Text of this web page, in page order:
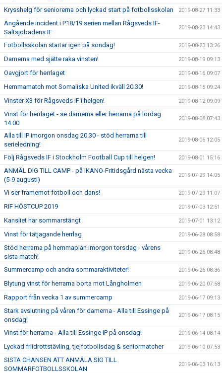
Krysshelg för seniorerna och lyckad start på fotbollsskolan 2019-08-27 11:33
Angående incident i P18/19 serien mellan Rågsveds IF-
Saltsjöbadens IF
2019-08-23 14:43
Fotbollsskolan startar igen på söndag! 2019-08-23 13:26
Damerna med sjätte raka vinsten! 2019-08-19 09:13
Oavgjort för herrlaget 2019-08-16 09:07
Hemmamatch mot Somaliska United ikväll 20.30! 2019-08-15 09:24
Vinster X3 för Rågsveds IF i helgen! 2019-08-12 09:09
Vinst för herrlaget - se damerna eller herrarna på lördag
14.00
2019-08-08 07:43
Alla till IP imorgon onsdag 20.30 - stöd herrarna till
serieledning!
2019-08-06 12:05
Följ Rågsveds IF i Stockholm Football Cup till helgen! 2019-08-01 15:16
ANMÄL DIG TILL CAMP - på IKANO-Fritidsgård nästa vecka
(5-9 augusti)
2019-07-29 14:05
Vi ser framemot fotboll och dans! 2019-07-29 11:07
RIF HÖSTCUP 2019 2019-07-03 12:51
Kansliet har sommarstängt 2019-07-01 13:12
Vinst för tätjagande herrlag 2019-06-28 08:58
Stöd herrarna på hemmaplan imorgon torsdag - vårens
sista match!
2019-06-26 08:48
Summercamp och andra sommaraktiviteter! 2019-06-26 08:36
Blytung vinst för herrarna borta mot Långholmen 2019-06-20 07:58
Rapport från vecka 1 av summercamp 2019-06-17 09:13
Stark avslutning på våren för damerna - Alla till Essinge på
onsdag!
2019-06-17 08:15
Vinst för herrarna - Alla till Essinge IP på onsdag! 2019-06-14 08:14
Lyckad friidrottstävling, tjejfotbollsdag & seniormatcher 2019-06-10 07:53
SISTA CHANSEN ATT ANMÄLA SIG TILL
SOMMARFOTBOLLSSKOLAN
2019-06-03 16:13